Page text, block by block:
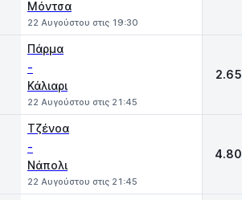
Μόντσα
22 Αυγούστου στις 19:30
Πάρμα
-
Κάλιαρι
22 Αυγούστου στις 21:45
2.65
Τζένοα
-
Νάπολι
22 Αυγούστου στις 21:45
4.80